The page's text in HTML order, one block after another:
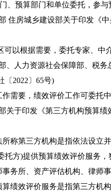
预算部门和单位委托，参与
房城乡建设部关于印发《中
以根据需要，委托专家、中
人力资源社会保障部、税务
〔2022〕65号)
要，绩效评价工作可委托
于印发《第三方机构预算绩
第三方机构是指依法设立
托方)提供预算绩效评价服务
务所、资产评估机构、律师
效评价服务是指第三方机